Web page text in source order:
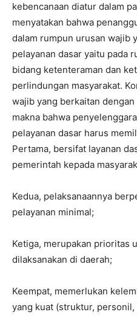
kebencanaan diatur dalam
menyatakan bahwa
dalam rumpun urusan wajib
pelayanan dasar yaitu pada
bidang ketenteraman dan
perlindungan masyarakat.
wajib yang berkaitan
makna bahwa
pelayanan dasar harus
Pertama, bersifat layanan
pemerintah kepada
Kedua, pelaksanaannya
pelayanan minimal;
Ketiga, merupakan prioritas
dilaksanakan di daerah;
Keempat, memerlukan
yang kuat (struktur,